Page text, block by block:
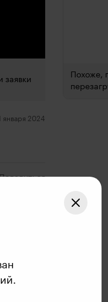
заявки
января 2024
Похоже,